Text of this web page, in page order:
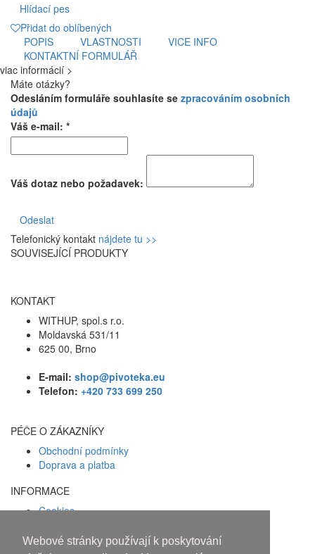
Webové stránky používají k poskytování
Hlídací pes
Přidat do oblíbených
POPIS
VLASTNOSTI
VICE INFO
KONTAKTNÍ FORMULÁŘ
viac informácií >
Máte otázky?
Odesláním formuláře souhlasíte se zpracováním osobních
údajů
Váš e-mail: *
Váš dotaz nebo požadavek:
Odeslat
Telefonický kontakt nájdete tu >>
SOUVISEJÍCÍ PRODUKTY
KONTAKT
WITHUP, spol.s r.o.
Moldavská 531/11
625 00, Brno
E-mail: shop@pivoteka.eu
Telefon: +420 733 699 250
PÉČE O ZÁKAZNÍKY
Obchodní podmínky
Doprava a platba
INFORMACE
Cookies
Facebook